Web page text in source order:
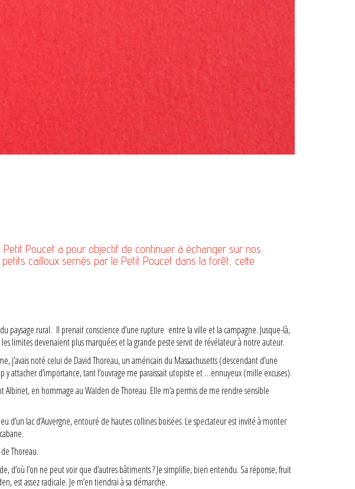
Poucet a pour objectif de continuer à échanger sur nos
cailloux semés par le Petit Poucet dans la forêt, cette
paysage rural. Il prenait conscience d’une rupture entre la ville et la campagne. Jusque-là,
limites devenaient plus marquées et la grande peste servit de révélateur à notre auteur.
j’avais noté celui de David Thoreau, un américain du Massachusetts (descendant d’une
y attacher d’importance, tant l’ouvrage me paraissait utopiste et …ennuyeux (mille excuses).
Albinet, en hommage au Walden de Thoreau. Elle m’a permis de me rendre sensible
lac d’Auvergne, entouré de hautes collines boisées. Le spectateur est invité à monter
Thoreau.
d’où l’on ne peut voir que d’autres bâtiments ? Je simplifie, bien entendu. Sa réponse, fruit
est assez radicale. Je m’en tiendrai à sa démarche.